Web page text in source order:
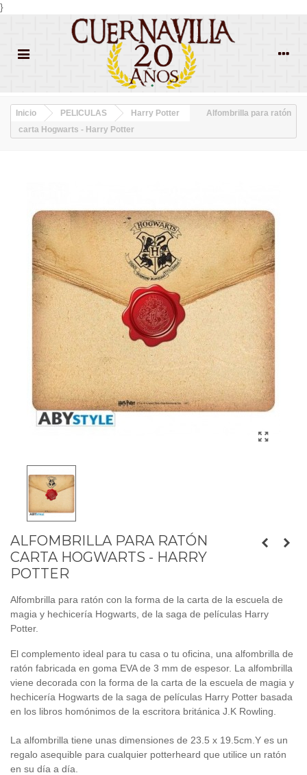
}
Inicio PELICULAS Harry Potter
Alfombrilla para ratón
carta Hogwarts - Harry Potter
ALFOMBRILLA PARA RATÓN
CARTA HOGWARTS - HARRY
POTTER
Alfombrilla para ratón con la forma de la carta de la escuela de
magia y hechicería Hogwarts, de la saga de películas Harry
Potter.
El complemento ideal para tu casa o tu oficina, una alfombrilla de
ratón fabricada en goma EVA de 3 mm de espesor. La alfombrilla
viene decorada con la forma de la carta de la escuela de magia y
hechicería Hogwarts de la saga de películas Harry Potter basada
en los libros homónimos de la escritora británica J.K Rowling.
La alfombrilla tiene unas dimensiones de 23.5 x 19.5cm.Y es un
regalo asequible para cualquier potterheard que utilice un ratón
en su día a día.